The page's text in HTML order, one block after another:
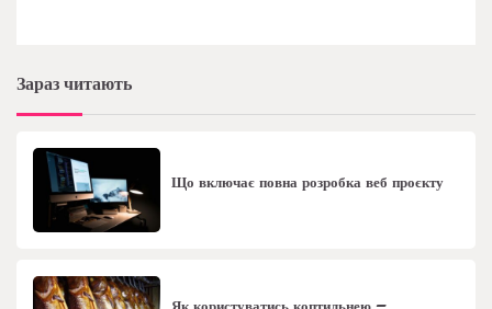
Зараз читають
Що включає повна розробка веб проєкту